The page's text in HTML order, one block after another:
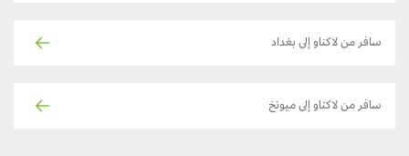
سافر من لاكناو إلى بغداد
سافر من لاكناو إلى ميونخ